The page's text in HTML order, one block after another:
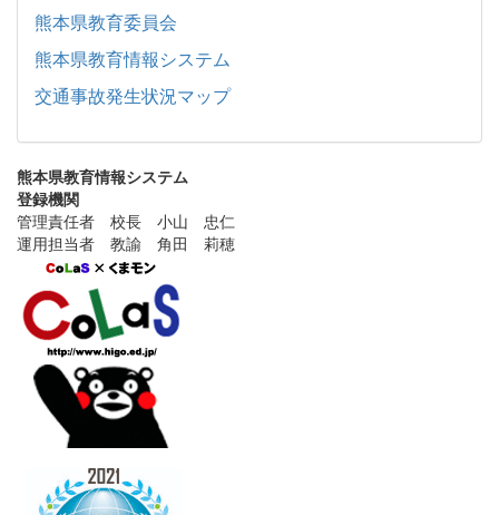
熊本県教育委員会
熊本県教育情報システム
交通事故発生状況マップ
熊本県教育情報システム
登録機関
管理責任者 校長 小山 忠仁
運用担当者 教諭 角田 莉穂